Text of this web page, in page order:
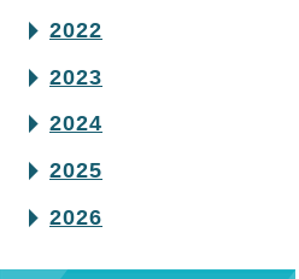
2022
2023
2024
2025
2026